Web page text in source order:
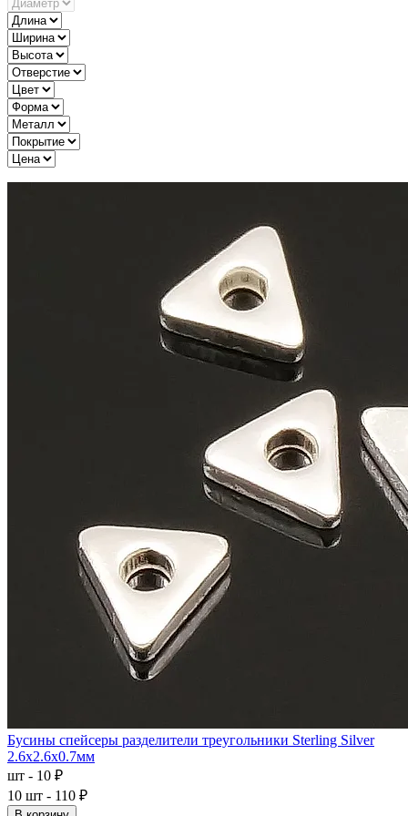
Бусины спейсеры разделители треугольники Sterling Silver
2.6x2.6x0.7мм
шт - 10 ₽
10 шт - 110 ₽